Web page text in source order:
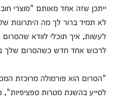
ייתכן שזה אחד מאותם "מוצרי
לא תמיד ברור לך מה היתרונות
לעשות, איך תוכלי לוודא
לרכוש אחד חדש כשהסרום שלך
"הסרום הוא פורמולה מרוכזת
לסייע בהשגת מטרות ספציפיות",